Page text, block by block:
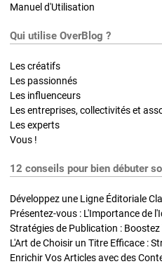
Manuel d'Utilisation
Qui utilise OverBlog ?
Les créatifs
Les passionnés
Les influenceurs
Les entreprises, collectivités et
Les experts
Vous !
12 conseils pour bien débuter
Développez une Ligne Éditoriale
Présentez-vous : L'Importance de
L'Art de Choisir un Titre Efficace :